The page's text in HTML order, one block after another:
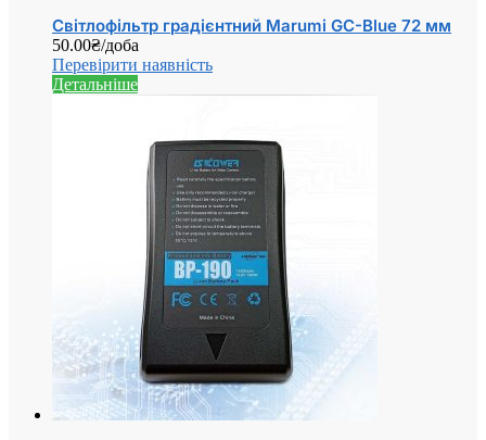
Світлофільтр градієнтний Marumi GC-Blue 72 мм
50.00₴/доба
Перевірити наявність
Детальніше